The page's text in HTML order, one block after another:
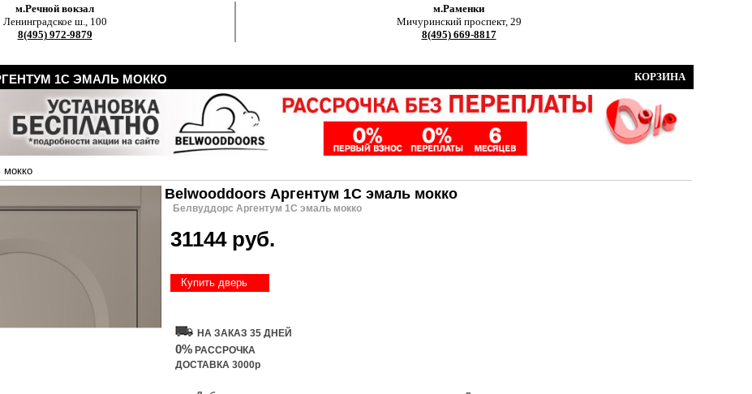
м.Речной вокзал
Ленинградское ш., 100
8(495) 972-9879
м.Раменки
Мичуринский проспект, 29
8(495) 669-8817
КОРЗИНА
1С ЭМАЛЬ МОККО
мокко
Belwooddoors Аргентум 1С эмаль мокко
Белвуддорс Аргентум 1С эмаль мокко
31144 руб.
Купить дверь
НА ЗАКАЗ 35 ДНЕЙ
0% РАССРОЧКА
ДОСТАВКА 3000р